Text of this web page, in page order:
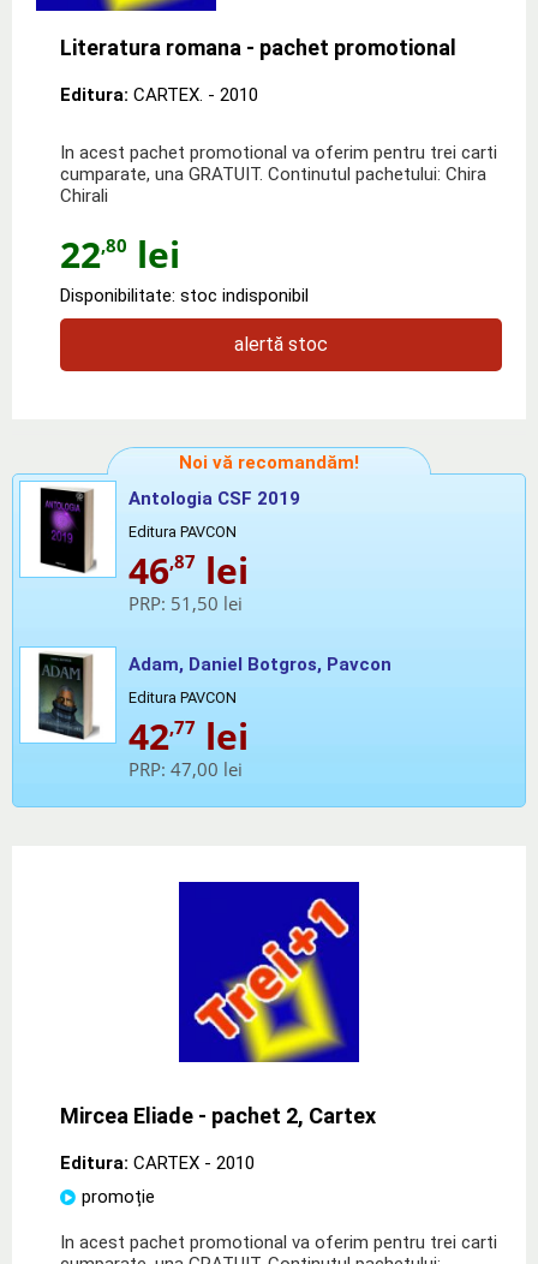
Literatura romana - pachet promotional
Editura: CARTEX. - 2010
In acest pachet promotional va oferim pentru trei carti
cumparate, una GRATUIT. Continutul pachetului: Chira
Chirali
22,80 lei
Disponibilitate: stoc indisponibil
alertă stoc
Noi vă recomandăm!
Antologia CSF 2019
Editura PAVCON
46,87 lei
PRP: 51,50 lei
Adam, Daniel Botgros, Pavcon
Editura PAVCON
42,77 lei
PRP: 47,00 lei
Mircea Eliade - pachet 2, Cartex
Editura: CARTEX - 2010
promoție
In acest pachet promotional va oferim pentru trei carti